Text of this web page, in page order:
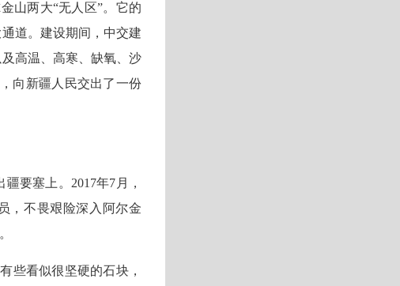
山两大“无人区”。它的
道。建设期间，中交建
高温、高寒、缺氧、沙
向新疆人民交出了一份
要塞上。2017年7月，
，不畏艰险深入阿尔金
些看似很坚硬的石块，